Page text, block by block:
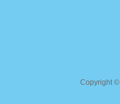
Copyright ©